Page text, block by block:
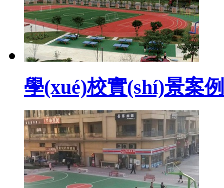
學(xué)校實(shí)景案例